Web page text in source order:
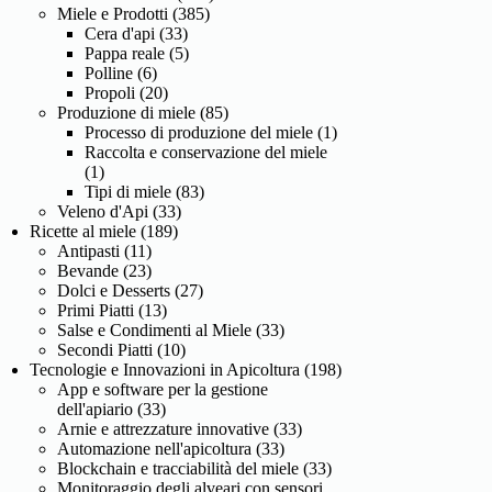
Miele e Prodotti (385)
Cera d'api (33)
Pappa reale (5)
Polline (6)
Propoli (20)
Produzione di miele (85)
Processo di produzione del miele (1)
Raccolta e conservazione del miele
(1)
Tipi di miele (83)
Veleno d'Api (33)
Ricette al miele (189)
Antipasti (11)
Bevande (23)
Dolci e Desserts (27)
Primi Piatti (13)
Salse e Condimenti al Miele (33)
Secondi Piatti (10)
Tecnologie e Innovazioni in Apicoltura (198)
App e software per la gestione
dell'apiario (33)
Arnie e attrezzature innovative (33)
Automazione nell'apicoltura (33)
Blockchain e tracciabilità del miele (33)
Monitoraggio degli alveari con sensori